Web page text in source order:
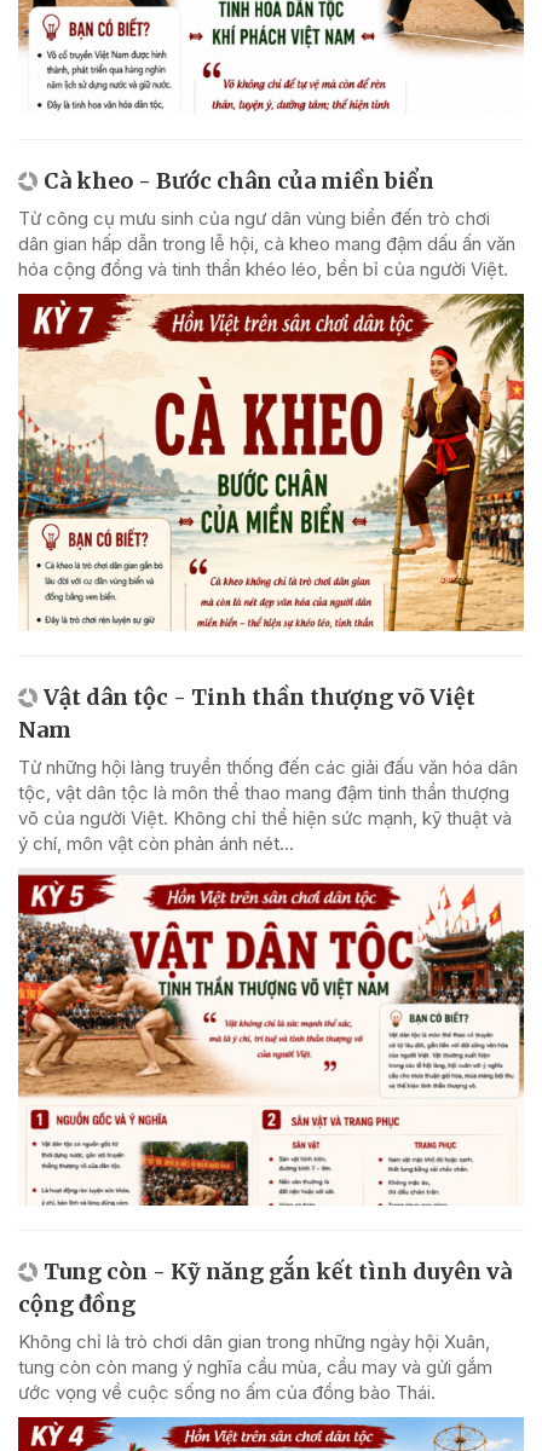
Cà kheo - Bước chân của miền biển
Từ công cụ mưu sinh của ngư dân vùng biển đến trò chơi
dân gian hấp dẫn trong lễ hội, cà kheo mang đậm dấu ấn văn
hóa cộng đồng và tinh thần khéo léo, bền bỉ của người Việt.
Vật dân tộc - Tinh thần thượng võ Việt
Nam
Từ những hội làng truyền thống đến các giải đấu văn hóa dân
tộc, vật dân tộc là môn thể thao mang đậm tinh thần thượng
võ của người Việt. Không chỉ thể hiện sức mạnh, kỹ thuật và
ý chí, môn vật còn phản ánh nét...
Tung còn - Kỹ năng gắn kết tình duyên và
cộng đồng
Không chỉ là trò chơi dân gian trong những ngày hội Xuân,
tung còn còn mang ý nghĩa cầu mùa, cầu may và gửi gắm
ước vọng về cuộc sống no ấm của đồng bào Thái.